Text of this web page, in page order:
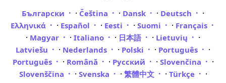
Български · Čeština · Dansk · Deutsch ·
Ελληνικά · Español · Eesti · Suomi · Français
· Magyar · Italiano · 日本語 · Lietuvių ·
Latviešu · Nederlands · Polski · Português ·
Português · Română · Русский · Slovenčina ·
Slovenščina · Svenska · 繁體中文 · Türkçe ·